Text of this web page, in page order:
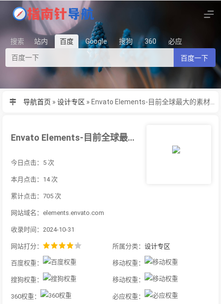
搜索 站内 百度 Google 搜狗 360 必应
百度一下
导航首页 » 设计专区 »
Envato Elements-目前全球最大的素材库，会员制无限下载设计素材资源。
今日点击：5 次
本月点击：14 次
累计点击：705 次
网站域名：elements.envato.com
收录时间：2024-10-31
网站打分： 所属分类： 设计专区
百度权重： 移动权重：
搜狗权重： 移动权重：
360权重： 必应权重：